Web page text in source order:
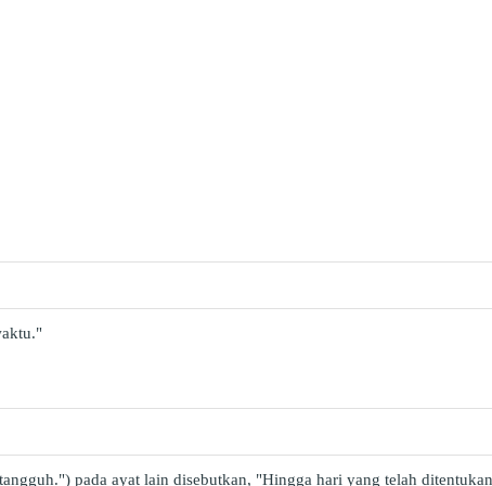
pada ayat lain disebutkan, "Hingga hari yang telah